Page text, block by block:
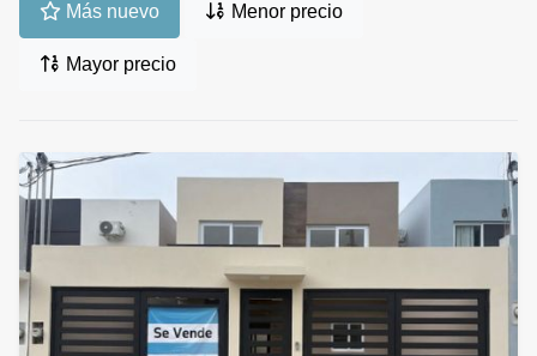
Más nuevo Menor precio
Mayor precio